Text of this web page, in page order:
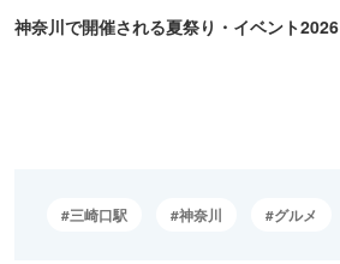
神奈川で開催される夏祭り・イベント2026
三崎口駅 神奈川 グルメ